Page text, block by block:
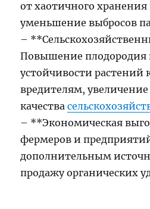
от хаотичного хранения
уменьшение выбросов
–
Повышение плодородия
устойчивости растений
вредителям,
качества
– **Экономическая
фермеров и
дополнительным
продажу органических